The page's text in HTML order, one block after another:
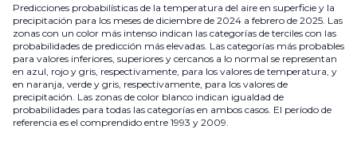
Predicciones probabilísticas de la temperatura del aire en superficie y la
precipitación para los meses de diciembre de 2024 a febrero de 2025. Las
zonas con un color más intenso indican las categorías de terciles con las
probabilidades de predicción más elevadas. Las categorías más probables
para valores inferiores, superiores y cercanos a lo normal se representan
en azul, rojo y gris, respectivamente, para los valores de temperatura, y
en naranja, verde y gris, respectivamente, para los valores de
precipitación. Las zonas de color blanco indican igualdad de
probabilidades para todas las categorías en ambos casos. El período de
referencia es el comprendido entre 1993 y 2009.